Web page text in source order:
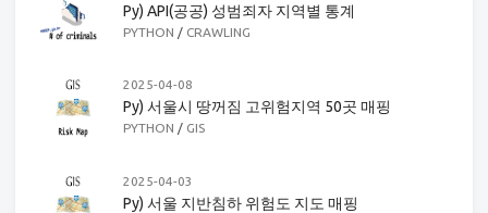
Py) API(공공) 성범죄자 지역별 통계
PYTHON / CRAWLING
2025-04-08
Py) 서울시 땅꺼짐 고위험지역 50곳 매핑
PYTHON / GIS
2025-04-03
Py) 서울 지반침하 위험도 지도 매핑